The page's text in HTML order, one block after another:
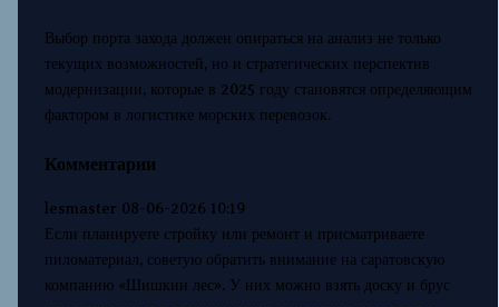
Выбор порта захода должен опираться на анализ не только
текущих возможностей, но и стратегических перспектив
модернизации, которые в 2025 году становятся определяющим
фактором в логистике морских перевозок.
Комментарии
lesmaster 08-06-2026 10:19
Если планируете стройку или ремонт и присматриваете
пиломатериал, советую обратить внимание на саратовскую
компанию «Шишкин лес». У них можно взять доску и брус